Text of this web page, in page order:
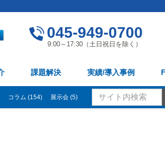
045-949-0700
9:00～17:30（土日祝日を除く）
課題解決 実績/導入事例
コラム (154) 展示会 (5)